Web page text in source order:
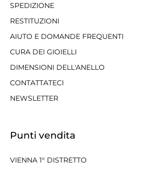
SPEDIZIONE
RESTITUZIONI
AIUTO E DOMANDE FREQUENTI
CURA DEI GIOIELLI
DIMENSIONI DELL'ANELLO
CONTATTATECI
NEWSLETTER
Punti vendita
VIENNA 1° DISTRETTO